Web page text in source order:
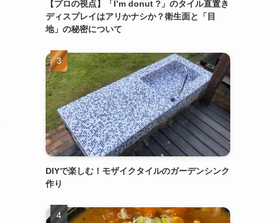
【プロの視点】「I’m donut ?」のタイル直置き
ディスプレイはアリかナシか？衛生面と「目
地」の秘密について
DIYで楽しむ！モザイクタイルのガーデンシンク
作り